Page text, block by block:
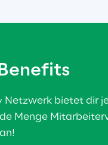
Netzwerk bietet dir
Menge